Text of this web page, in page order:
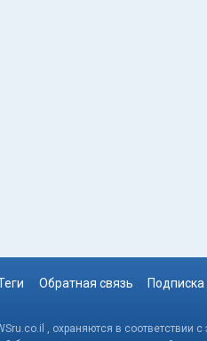
Обратная связь Подписка
, охраняются в